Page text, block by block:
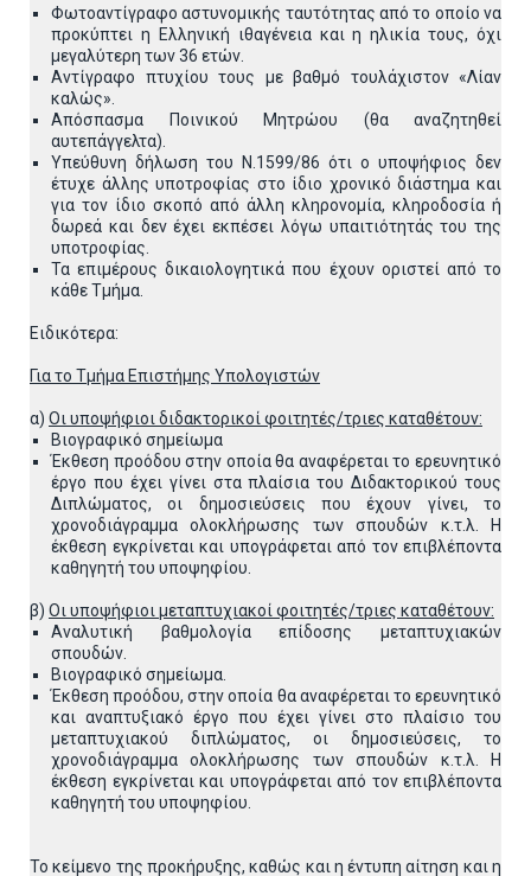
Φωτοαντίγραφο αστυνομικής ταυτότητας από το οποίο να
προκύπτει η Ελληνική ιθαγένεια και η ηλικία τους, όχι
μεγαλύτερη των 36 ετών.
Αντίγραφο πτυχίου τους με βαθμό τουλάχιστον «Λίαν
καλώς».
Απόσπασμα Ποινικού Μητρώου (θα αναζητηθεί
αυτεπάγγελτα).
Υπεύθυνη δήλωση του Ν.1599/86 ότι ο υποψήφιος δεν
έτυχε άλλης υποτροφίας στο ίδιο χρονικό διάστημα και
για τον ίδιο σκοπό από άλλη κληρονομία, κληροδοσία ή
δωρεά και δεν έχει εκπέσει λόγω υπαιτιότητάς του της
υποτροφίας.
Τα επιμέρους δικαιολογητικά που έχουν οριστεί από το
κάθε Τμήμα.
Ειδικότερα:
Για το Τμήμα Επιστήμης Υπολογιστών
α) Οι υποψήφιοι διδακτορικοί φοιτητές/τριες καταθέτουν:
Βιογραφικό σημείωμα
Έκθεση προόδου στην οποία θα αναφέρεται το ερευνητικό
έργο που έχει γίνει στα πλαίσια του Διδακτορικού τους
Διπλώματος, οι δημοσιεύσεις που έχουν γίνει, το
χρονοδιάγραμμα ολοκλήρωσης των σπουδών κ.τ.λ. Η
έκθεση εγκρίνεται και υπογράφεται από τον επιβλέποντα
καθηγητή του υποψηφίου.
β) Οι υποψήφιοι μεταπτυχιακοί φοιτητές/τριες καταθέτουν:
Αναλυτική βαθμολογία επίδοσης μεταπτυχιακών
σπουδών.
Βιογραφικό σημείωμα.
Έκθεση προόδου, στην οποία θα αναφέρεται το ερευνητικό
και αναπτυξιακό έργο που έχει γίνει στο πλαίσιο του
μεταπτυχιακού διπλώματος, οι δημοσιεύσεις, το
χρονοδιάγραμμα ολοκλήρωσης των σπουδών κ.τ.λ. Η
έκθεση εγκρίνεται και υπογράφεται από τον επιβλέποντα
καθηγητή του υποψηφίου.
Το κείμενο της προκήρυξης, καθώς και η έντυπη αίτηση και η